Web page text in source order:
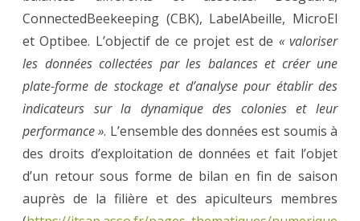
ConnectedBeekeeping (CBK), LabelAbeille, MicroEl
et Optibee. L’objectif de ce projet est de « valoriser
les données collectées par les balances et créer une
plate-forme de stockage et d’analyse pour établir des
indicateurs sur la dynamique des colonies et leur
performance ». L’ensemble des données est soumis à
des droits d’exploitation de données et fait l’objet
d’un retour sous forme de bilan en fin de saison
auprès de la filière et des apiculteurs membres